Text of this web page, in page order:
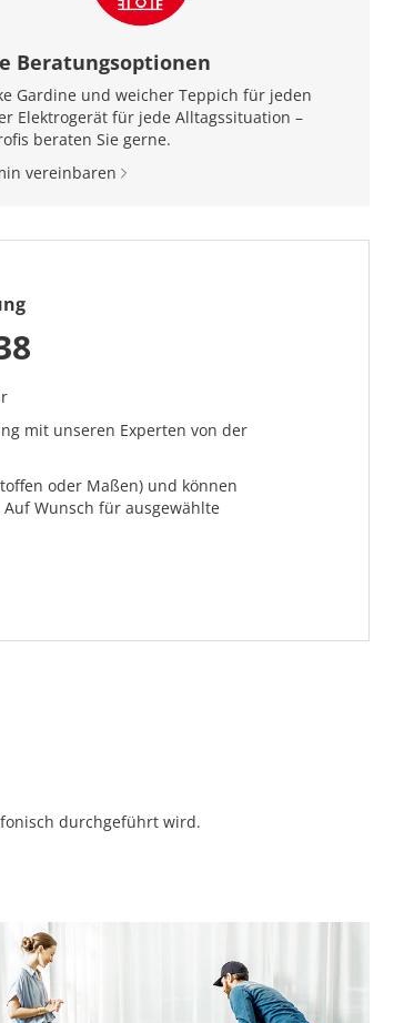
Beratungsoptionen
Gardine und weicher Teppich für jeden
Elektrogerät für jede Alltagssituation –
beraten Sie gerne.
vereinbaren
mit unseren Experten von der
oder Maßen) und können
Wunsch für ausgewählte
durchgeführt wird.